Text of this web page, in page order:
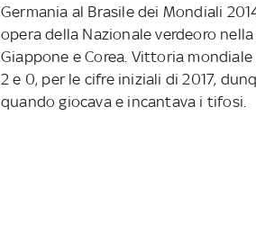
Germania al Brasile dei Mondiali
opera della Nazionale verdeoro
Giappone e Corea. Vittoria
2 e 0, per le cifre iniziali di 2017,
quando giocava e incantava i tifosi.